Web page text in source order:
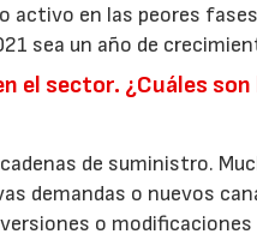
en las peores
sea un año de
el sector. ¿Cuáles
de suministro.
demandas o nuevos
o
27/07/2026